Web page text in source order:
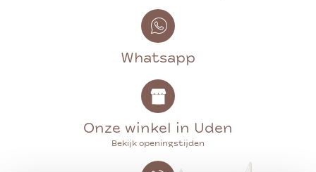
Whatsapp
Onze winkel in Uden
Bekijk openingstijden